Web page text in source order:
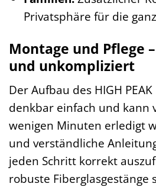
Privatsphäre für die
Montage und Pflege
und unkompliziert
Der Aufbau des HIGH
denkbar einfach und kann
wenigen Minuten erledigt
und verständliche
jeden Schritt korrekt
robuste Fiberglasgestänge